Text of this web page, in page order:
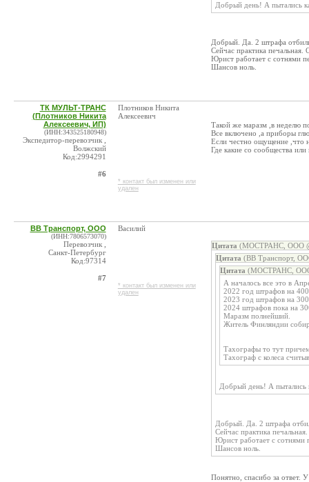
Добрый день! А пытались
Добрый. Да. 2 штрафа
Сейчас практика печальная.
Юрист работает с сотнями
Шансов ноль.
ТК МУЛЬТ-ТРАНС
(Плотников Никита
Алексеевич, ИП)
(ИНН:343525180948)
Экспедитор-перевозчик ,
Волжский
Код:2994291
#6
Плотников Никита
Алексеевич
* контакт был изменен или
удален
Такой же маразм ,в неделю
Все включено ,а приборы
Если честно ощущение ,что
Где какие со сообщества
ВВ Транспорт, ООО
(ИНН:7806573070)
Перевозчик ,
Санкт-Петербург
Код:97314
#7
Василий
* контакт был изменен или
удален
Цитата (МОСТРАНС, ООО
Цитата (ВВ Транспорт,
Цитата (МОСТРАНС, ООО
А началось все это в
2022 год штрафов на
2023 год штрафов на
2024 штрафов пока на
Маразм полнейший.
Житель Финляндии
Тахографы то тут
Тахограф с колеса
Добрый день! А пытались
Добрый. Да. 2 штрафа
Сейчас практика
Юрист работает с сотнями
Шансов ноль.
Понятно, спасибо за ответ.